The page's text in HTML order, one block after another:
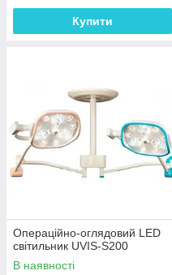
Купити
Операційно-оглядовий LED
світильник UVIS-S200
В наявності